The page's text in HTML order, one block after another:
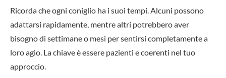
Ricorda che ogni coniglio ha i suoi tempi. Alcuni possono
adattarsi rapidamente, mentre altri potrebbero aver
bisogno di settimane o mesi per sentirsi completamente a
loro agio. La chiave è essere pazienti e coerenti nel tuo
approccio.